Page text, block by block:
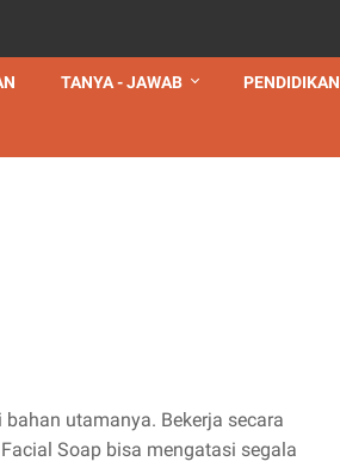
TANYA - JAWAB PENDIDIKAN
bahan utamanya. Bekerja secara
Soap bisa mengatasi segala